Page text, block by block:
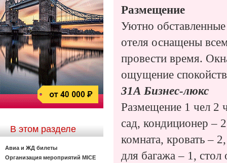
В этом разделе
Авиа и ЖД билеты
Организация мероприятий MICE
Размещение
Уютно обставленные
отеля оснащены
провести время.
ощущение
31А Бизнес-люкс
Размещение 1 чел 2
сад, кондиционер –
комната, кровать –
для багажа – 1,